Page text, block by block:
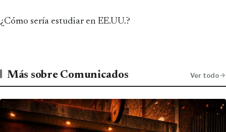
¿Cómo sería estudiar en EE.UU.?
Más sobre Comunicados Ver todo